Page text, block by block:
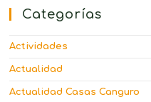
Categorías
Actividades
Actualidad
Actualidad Casas Canguro